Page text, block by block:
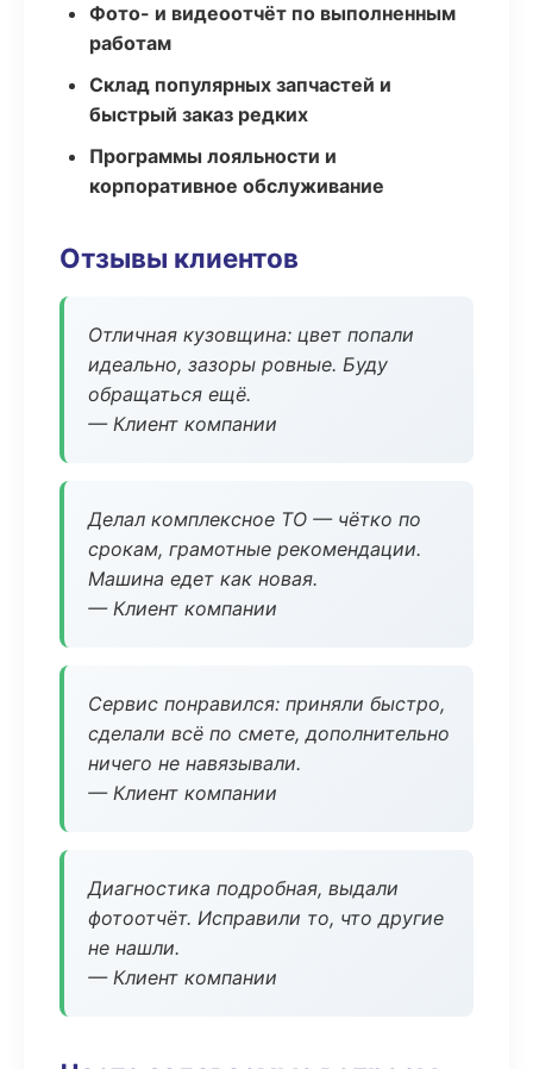
Фото- и видеоотчёт по выполненным
работам
Склад популярных запчастей и
быстрый заказ редких
Программы лояльности и
корпоративное обслуживание
Отзывы клиентов
Отличная кузовщина: цвет попали
идеально, зазоры ровные. Буду
обращаться ещё.
— Клиент компании
Делал комплексное ТО — чётко по
срокам, грамотные рекомендации.
Машина едет как новая.
— Клиент компании
Сервис понравился: приняли быстро,
сделали всё по смете, дополнительно
ничего не навязывали.
— Клиент компании
Диагностика подробная, выдали
фотоотчёт. Исправили то, что другие
не нашли.
— Клиент компании